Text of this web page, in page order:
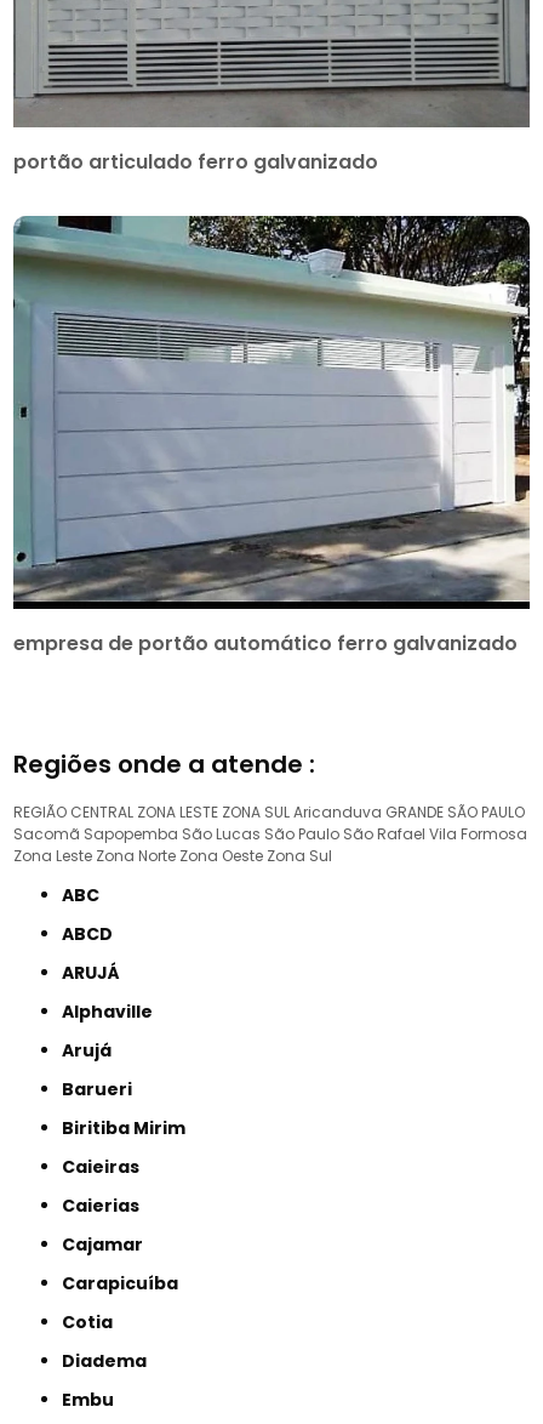
portão articulado ferro galvanizado
empresa de portão automático ferro galvanizado
Regiões onde a atende :
REGIÃO CENTRAL ZONA LESTE ZONA SULAricanduva GRANDE SÃO PAULO
Sacomã Sapopemba São Lucas São Paulo São Rafael Vila Formosa
Zona Leste Zona Norte Zona Oeste Zona Sul
ABC
ABCD
ARUJÁ
Alphaville
Arujá
Barueri
Biritiba Mirim
Caieiras
Caierias
Cajamar
Carapicuíba
Cotia
Diadema
Embu